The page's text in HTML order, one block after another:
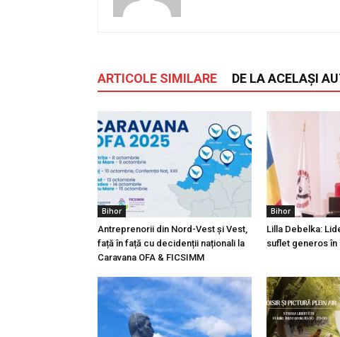
ARTICOLE SIMILARE DE LA ACELAȘI
Bihor
Antreprenorii din Nord-Vest și Vest,
față în față cu decidenții naționali la
Caravana OFA & FICSIMM
Bihor
Lilla Debelka:
suflet generos în